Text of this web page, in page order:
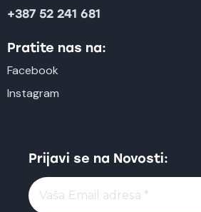
+387 52 241 681
Pratite nas na:
Facebook
Instagram
Prijavi se na Novosti: